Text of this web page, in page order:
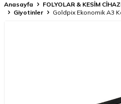
Anasayfa FOLYOLAR & KESİM
Giyotinler
Goldpix Ekonomik A3